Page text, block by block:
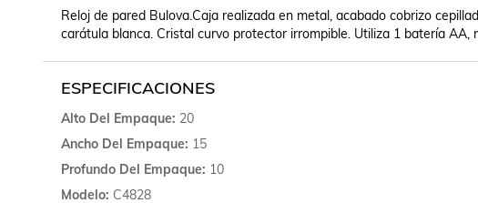
Reloj de pared Bulova.Caja realizada en metal, acabado cobrizo
carátula blanca. Cristal curvo protector irrompible. Utiliza 1 batería AA,
ESPECIFICACIONES
Alto Del Empaque 20
Ancho Del Empaque 15
Profundo Del Empaque 10
Modelo C4828